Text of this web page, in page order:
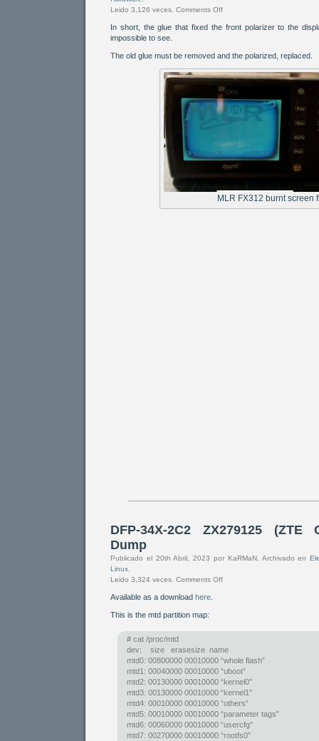
Leido 3,126 veces. Comments Off
In short, the glue that fixed the front polarizer to the
impossible to see.
The old glue must be removed and the polarized, replaced.
MLR FX312 burnt screen
DFP-34X-2C2 ZX279125 (ZTE
Dump
Publicado el 20th Abril, 2023 por KaRMaN. Archivado en
Linux
Leido 3,324 veces. Comments Off
Available as a download here
This is the mtd partition map:
# cat /proc/mtd
dev: size erasesize name
mtd0: 00800000 00010000 “whole flash”
mtd1: 00040000 00010000 “uboot”
mtd2: 00130000 00010000 “kernel0″
mtd3: 00130000 00010000 “kernel1″
mtd4: 00010000 00010000 “others”
mtd5: 00010000 00010000 “parameter tags”
mtd6: 00060000 00010000 “usercfg”
mtd7: 00270000 00010000 “rootfs0″